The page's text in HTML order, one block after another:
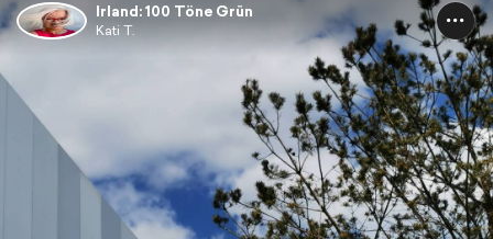
Irland: 100 Töne Grün
Kati T.